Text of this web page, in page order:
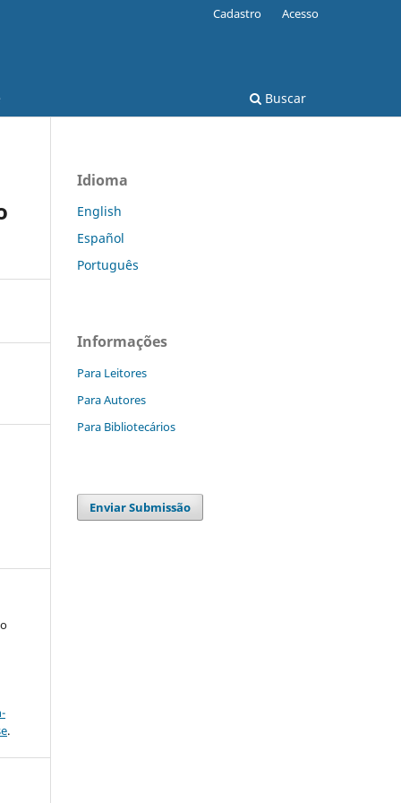
Buscar
Cadastro Acesso
.
Idioma
English
Español
Português
Informações
Para Leitores
Para Autores
Para Bibliotecários
Enviar Submissão